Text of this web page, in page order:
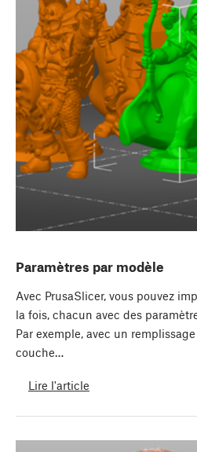
Paramètres par modèle
Avec PrusaSlicer, vous pouvez
la fois, chacun avec des
Par exemple, avec un
couche…
Lire l'article